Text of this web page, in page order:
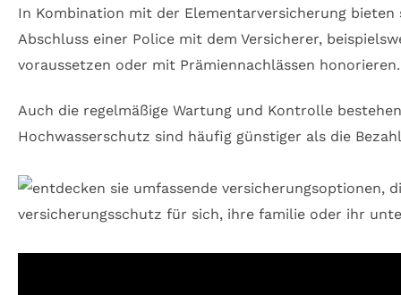
In Kombination mit der Elementarversicherung
Abschluss einer Police mit dem Versicherer,
voraussetzen oder mit Prämiennachlässen honorieren.
Auch die regelmäßige Wartung und Kontrolle
Hochwasserschutz sind häufig günstiger als die